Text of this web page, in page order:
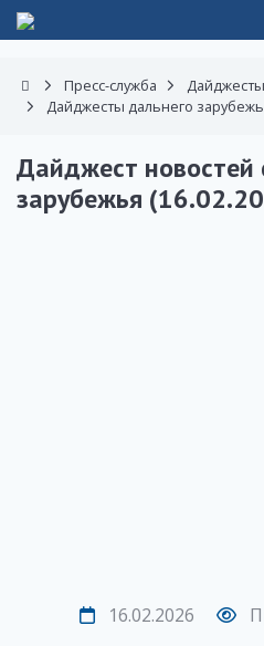
Пресс-служба
Дайджесты дальнего
Дайджест новостей
зарубежья
16.02.2026